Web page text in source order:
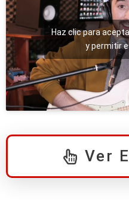
Haz clic para
y permitir
Ver